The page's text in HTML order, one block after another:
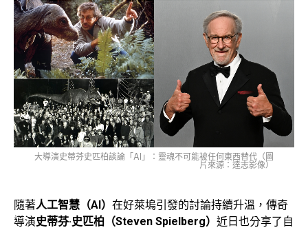
大導演史蒂芬史匹柏談論「AI」：靈魂不可能被任何東西替代（圖
片來源：達志影像）
隨著人工智慧（AI） 在好萊塢引發的討論持續升溫，傳奇
導演史蒂芬·史匹柏（Steven Spielberg） 近日也分享了自